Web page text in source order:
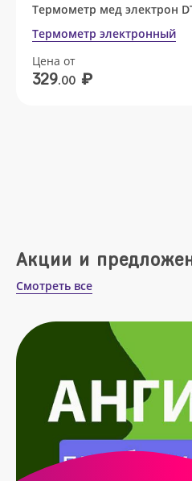
Термометр мед электрон
Термометр электронный
Цена от
329.00 ₽
Акции и
Смотреть все